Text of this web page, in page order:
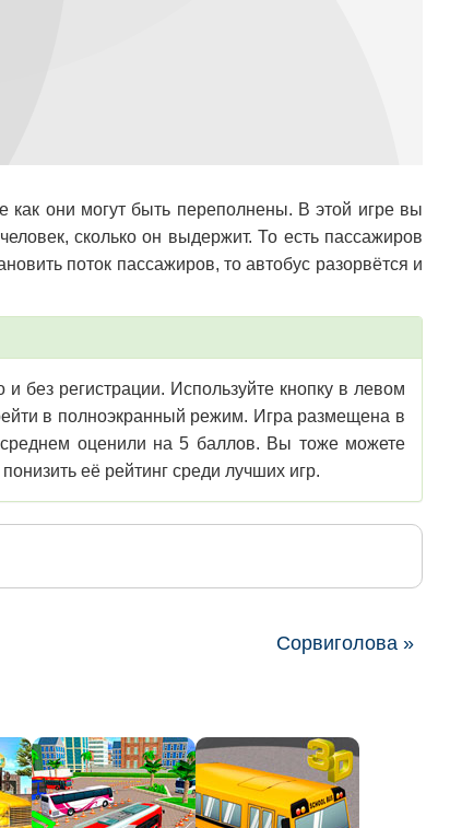
как они могут быть переполнены. В этой игре вы
сколько он выдержит. То есть пассажиров
поток пассажиров, то автобус разорвётся и
без регистрации. Используйте кнопку в левом
в полноэкранный режим. Игра размещена в
оценили на 5 баллов. Вы тоже можете
её рейтинг среди лучших игр.
Сорвиголова »